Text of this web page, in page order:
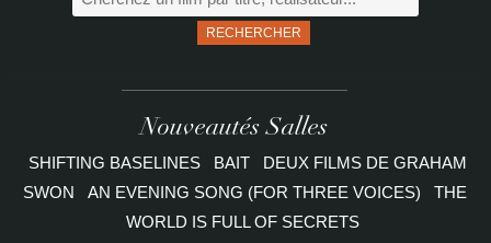
RECHERCHER
Nouveautés Salles
SHIFTING BASELINES BAIT
DEUX FILMS DE GRAHAM
SWON
AN EVENING SONG (FOR THREE VOICES)
THE
WORLD IS FULL OF SECRETS